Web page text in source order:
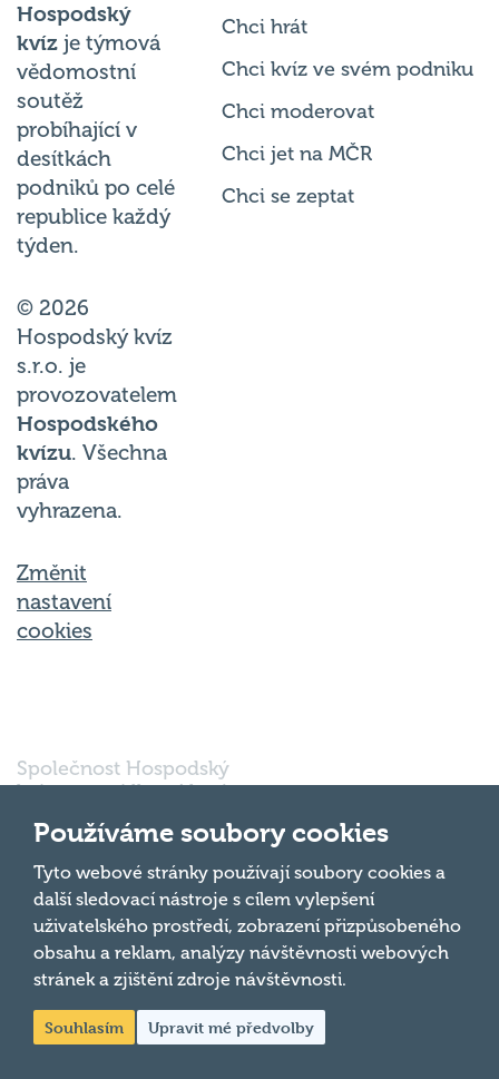
Hospodský
kvíz je týmová
vědomostní
soutěž
probíhající v
desítkách
podniků po celé
republice každý
týden.
© 2026
Hospodský kvíz
s.r.o. je
provozovatelem
Hospodského
kvízu. Všechna
práva
vyhrazena.
Změnit
nastavení
cookies
Chci hrát
Chci kvíz ve svém podniku
Chci moderovat
Chci jet na MČR
Chci se zeptat
Společnost Hospodský
kvíz s.r.o., sídlem Nové
602 00 Brno, IČ:
03980138, DIČ:
CZ03980138 je vedena
pod spisovou značkou
a oddílem 90428 C u
Krajského soudu v
Brně.
Nahoru
Používáme soubory cookies
Tyto webové stránky používají soubory cookies a
další sledovací nástroje s cílem vylepšení
uživatelského prostředí, zobrazení přizpůsobeného
obsahu a reklam, analýzy návštěvnosti webových
stránek a zjištění zdroje návštěvnosti.
Souhlasím Upravit mé předvolby